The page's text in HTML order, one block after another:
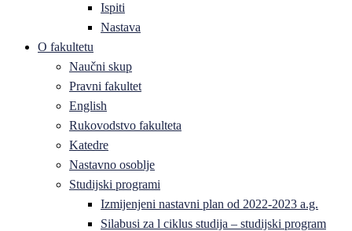
Ispiti
Nastava
O fakultetu
Naučni skup
Pravni fakultet
English
Rukovodstvo fakulteta
Katedre
Nastavno osoblje
Studijski programi
Izmijenjeni nastavni plan od 2022-2023 a.g.
Silabusi za l ciklus studija – studijski program